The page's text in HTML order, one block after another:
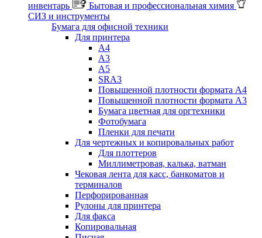
инвентарь
Бытовая и профессиональная химия
СИЗ и инструменты
Бумага для офисной техники
Для принтера
А4
А3
А5
SRA3
Повышенной плотности формата А4
Повышенной плотности формата А3
Бумага цветная для оргтехники
Фотобумага
Пленки для печати
Для чертежных и копировальных работ
Для плоттеров
Миллиметровая, калька, ватман
Чековая лента для касс, банкоматов и
терминалов
Перфорированная
Рулоны для принтера
Для факса
Копировальная